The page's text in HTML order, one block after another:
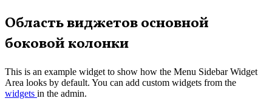
Перейти
к
содержимому
Область виджетов основной
боковой колонки
This is an example widget to show how the Menu Sidebar Widget
Area looks by default. You can add custom widgets from the
widgets in the admin.